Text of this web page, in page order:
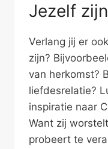
Jezelf
Verlang jij er
zijn?
van herkomst?
liefdesrelatie?
inspiratie naar
Want zij
probeert te